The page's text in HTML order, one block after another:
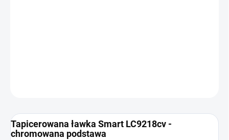
Tapicerowana ławka Smart LC9218cv -
chromowana podstawa